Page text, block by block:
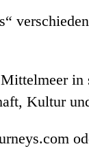
Kultur